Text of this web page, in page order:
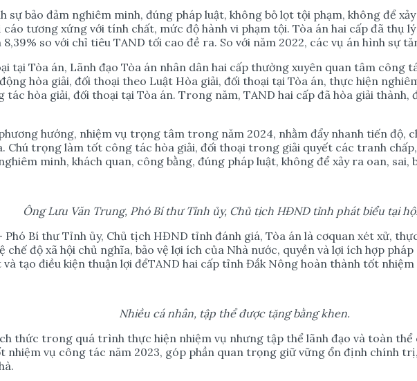
sự bảo đảm nghiêm minh, đúng pháp luật, không bỏ lọt tội phạm, không để
tương xứng với tính chất, mức độ hành vi phạm tội. Tòa án hai cấp đã thụ
so với chỉ tiêu TAND tối cao đề ra. So với năm 2022, các vụ án hình sự
tại Tòa án, Lãnh đạo Tòa án nhân dân hai cấp thường xuyên quan tâm công
hòa giải, đối thoại theo Luật Hòa giải, đối thoại tại Tòa án, thực hiện
tác hòa giải, đối thoại tại Tòa án. Trong năm, TAND hai cấp đã hòa giải
hướng, nhiệm vụ trọng tâm trong năm 2024, nhằm đẩy nhanh tiến độ,
Chú trọng làm tốt công tác hòa giải, đối thoại trong giải quyết các tranh
minh, khách quan, công bằng, đúng pháp luật, không để xảy ra oan, sai,
Ông Lưu Văn Trung, Phó Bí thưTỉnh ủy, Chủtịch HĐND tỉnh phát biểu tại hộ
Bí thư Tỉnh ủy, Chủ tịch HĐND tỉnh đánh giá, Tòa án là cơquan xét xử,
độ xã hội chủ nghĩa, bảo vệ lợi ích của Nhà nước, quyền và lợi ích hợp
tạo điều kiện thuận lợi đểTAND hai cấp tỉnh Đắk Nông hoàn thành tốt
Nhiều cá nhân, tập thểđược tặng bằng khen.
thức trong quá trình thực hiện nhiệm vụ nhưng tập thể lãnh đạo và toàn
nhiệm vụ công tác năm 2023, góp phần quan trọng giữ vững ổn định chính